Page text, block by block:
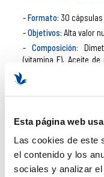
Esta página web
Las cookies de este
el contenido y los
sociales y analizar
Formato: 30 cápsulas
Objetivos: Alta valor
Composición:
(vitamina E), Aceite
Beauty Capsules
Formato:30
(vitamina E), Aceite
Provitamina B5,